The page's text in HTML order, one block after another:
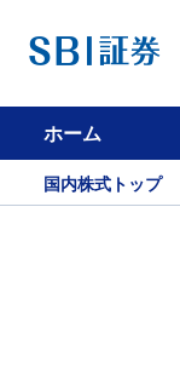
ホーム
国内株式トップ